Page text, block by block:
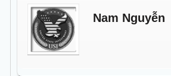
Nam Nguyễn